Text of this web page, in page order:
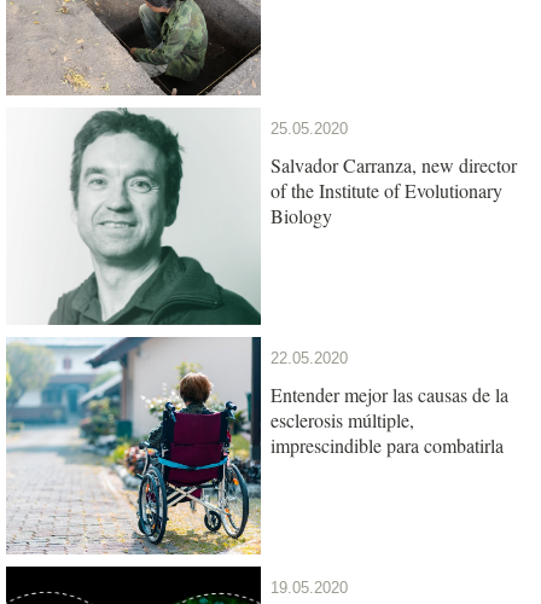
25.05.2020
Salvador Carranza, new director
of the Institute of Evolutionary
Biology
22.05.2020
Entender mejor las causas de la
esclerosis múltiple,
imprescindible para combatirla
19.05.2020